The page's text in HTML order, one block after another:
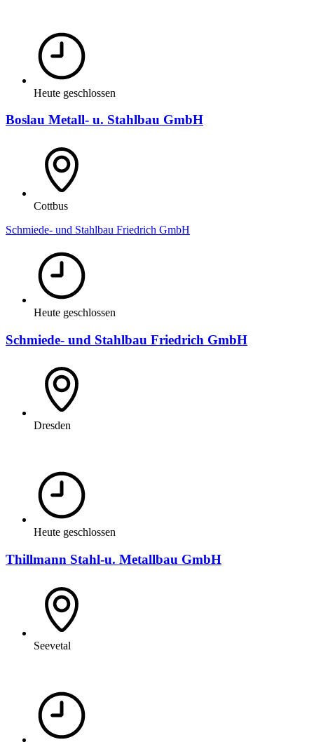
Heute geschlossen
Boslau Metall- u. Stahlbau GmbH
Cottbus
Schmiede- und Stahlbau Friedrich GmbH
Heute geschlossen
Schmiede- und Stahlbau Friedrich GmbH
Dresden
Heute geschlossen
Thillmann Stahl-u. Metallbau GmbH
Seevetal